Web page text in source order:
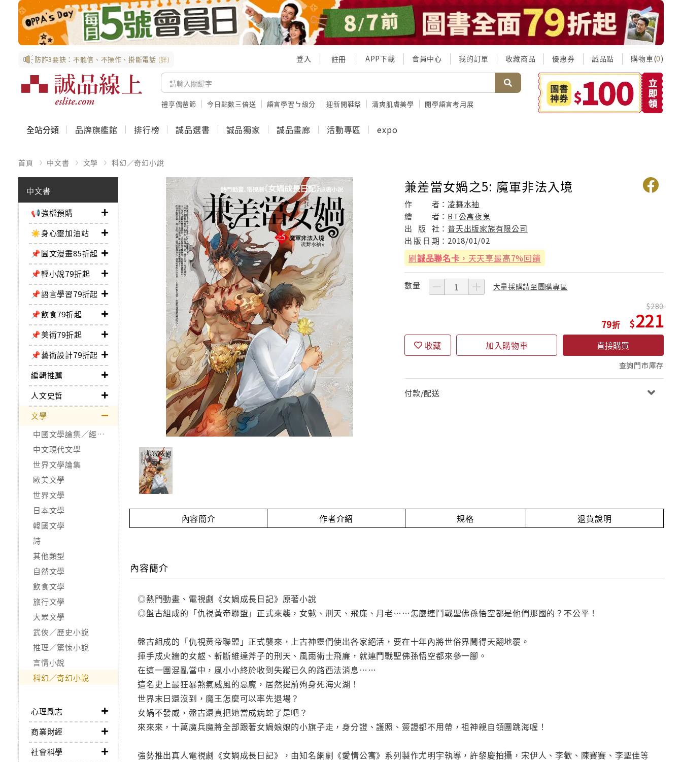
防詐3要訣：不聽信、不操作、掛斷電話 (詳) 登入 註冊 APP下載 會員中心 我的訂單 收藏商品 優惠券 誠品點 購物車(0)
禮享偶爸節 今日點數三倍送 語言學習ㄅ級分 迎新開鞋祭 清爽肌膚美學 開學語言考用展
全站分類 品牌旗艦館 排行榜 誠品選書 誠品獨家 誠品畫廊 活動專區 expo
首頁 中文書 文學 科幻／奇幻小說
中文書
📢強檔預購
☀️身心靈加油站
📌圖文漫畫85折起
📌輕小說79折起
📌語言學習79折起
📌飲食79折起
📌美術79折起
📌藝術設計79折起
編輯推薦
人文史哲
文學
中國文學論集／經典作品
中文現代文學
世界文學論集
歐美文學
世界文學
日本文學
韓國文學
詩
其他類型
自然文學
飲食文學
旅行文學
大眾文學
武俠／歷史小說
推理／驚悚小說
言情小說
科幻／奇幻小說
心理勵志
商業財經
社會科學
兼差當女媧之5: 魔軍非法入境
作 者： 凌舞水袖
繪
者： BT公寓夜鬼
出
版 社：普天出版家族有限公司
出 版 日 期： 2018/01/02
刷誠品聯名卡 ，天天享最高7%回饋
數量 大量採購請至團購專區
79
280
221
收藏 加入購物車 直接購買
查詢門市庫存
付款/配送
內容簡介 作者介紹 規格 退貨說明
內容簡介
◎熱門動畫、電視劇《女媧成長日記》原著小說
◎盤古組成的「仇視黃帝聯盟」正式來襲，女魃、刑天、飛廉、月老……怎麼連鬥戰聖佛孫悟空都是他們那國的？不公平！
盤古組成的「仇視黃帝聯盟」正式襲來，上古神靈們使出各家絕活，要在十年內將世俗界鬧得天翻地覆。
揮手成火牆的女魃、斬斷維達斧子的刑天、風雨術士飛廉，就連鬥戰聖佛孫悟空都來參一腳。
在這一團混亂當中，風小小終於收到失蹤已久的路西法消息……
這名史上最狂暴煞氣威風的惡魔，居然提前殉身死海火湖！
世界末日還沒到，魔王怎麼可以率先退場？
女媧不發威，盤古還真把她當成病蛇了是吧？
來來來，十萬魔兵魔將全部跟著女媧娘娘的小旗子走，身分證、護照、簽證都不用帶，祖神親自領團跳海喔！
強勢推出真人電視劇《女媧成長日記》，由知名網劇《愛情公寓》系列製作尤明宇執導，許黎慶拍攝，宋伊人、李歡、陳賽賽、李聖佳等